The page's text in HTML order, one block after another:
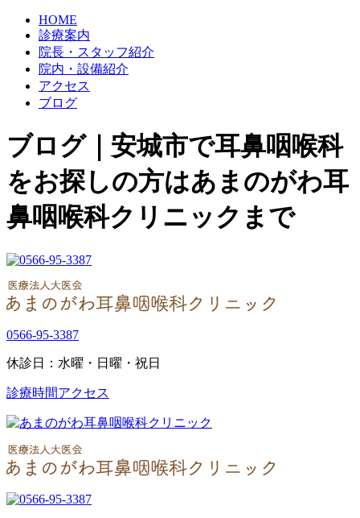
HOME
診療案内
院長・スタッフ紹介
院内・設備紹介
アクセス
ブログ
ブログ｜安城市で耳鼻咽喉科
をお探しの方はあまのがわ耳
鼻咽喉科クリニックまで
0566-95-3387
休診日：水曜・日曜・祝日
診療時間アクセス